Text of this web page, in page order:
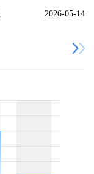
2026-05-14